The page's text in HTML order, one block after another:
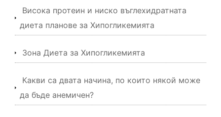
Висока протеин и ниско въглехидратната
диета планове за Хипогликемията
Зона Диета за Хипогликемията
Какви са двата начина, по които някой може
да бъде анемичен?